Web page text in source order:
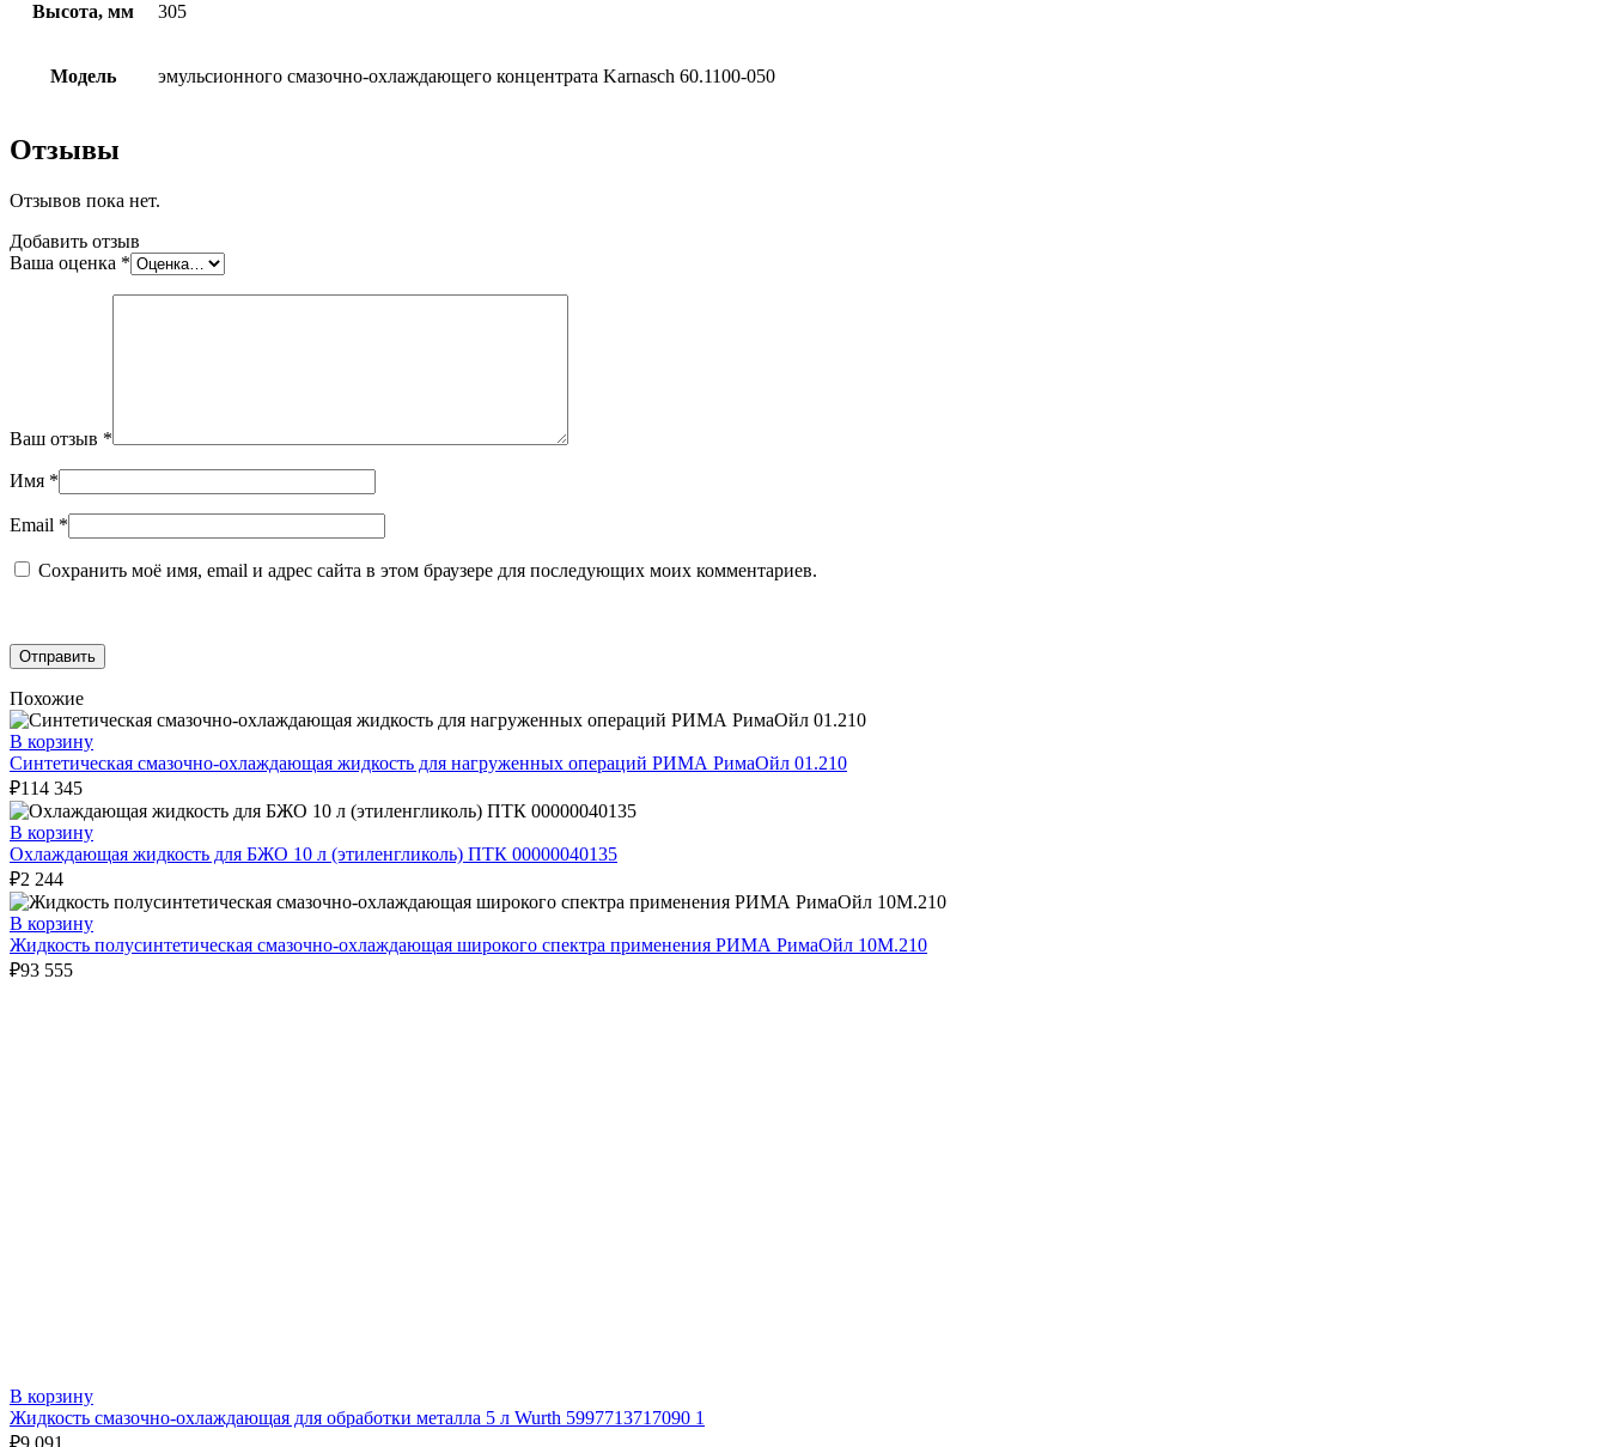
Высота, мм 305
Модель эмульсионного смазочно-охлаждающего концентрата Karnasch 60.1100-050
Отзывы
Отзывов пока нет.
Добавить отзыв
Ваша оценка *
Ваш отзыв *
Имя *
Email *
Сохранить моё имя, email и адрес сайта в этом браузере для последующих моих комментариев.
Похожие
В корзину
Синтетическая смазочно-охлаждающая жидкость для нагруженных операций РИМА РимаОйл 01.210
₽114 345
В корзину
Охлаждающая жидкость для БЖО 10 л (этиленгликоль) ПТК 00000040135
₽2 244
В корзину
Жидкость полусинтетическая смазочно-охлаждающая широкого спектра применения РИМА РимаОйл 10М.210
₽93 555
В корзину
Жидкость смазочно-охлаждающая для обработки металла 5 л Wurth 5997713717090 1